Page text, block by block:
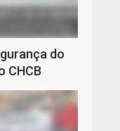
do
CHCB